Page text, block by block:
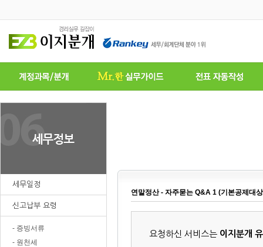
세무일정
신고납부 요령
- 증빙서류
- 원천세
연말정산 - 자주묻는 Q&A 1 (기본공제대
요청하신 서비스는 이지분개